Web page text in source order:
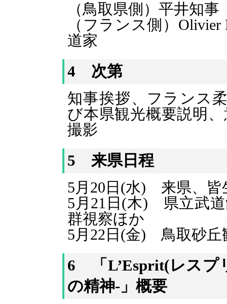
（鳥取県側）平井知
（フランス側）
道家
4 次第
知事挨拶、フランス
び本県観光概要説明
撮影
5 来県日程
5月20日(水) 来県、皆
5月21日(木) 県立武道
群視察ほか
5月22日(金) 鳥取砂丘
6 「L’Esprit(レスプ
の精神-」概要